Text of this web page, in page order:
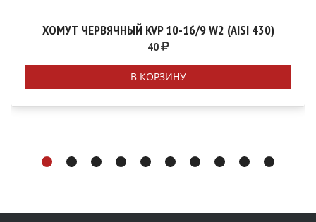
ХОМУТ ЧЕРВЯЧНЫЙ KVP 10-16/9 W2 (AISI 430)
40
В КОРЗИНУ